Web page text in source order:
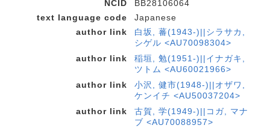
NCID
BB28106064
text language code
Japanese
author link
白坂, 蕃(1943-)||シラサカ,
シゲル <AU70098304>
author link
稲垣, 勉(1951-)||イナガキ,
ツトム <AU60021966>
author link
小沢, 健市(1948-)||オザワ,
ケンイチ <AU50037204>
author link
古賀, 学(1949-)||コガ, マナ
ブ <AU70088957>